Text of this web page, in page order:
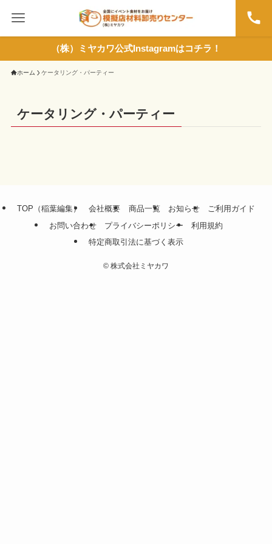
（株）ミヤカワ公式Instagramはコチラ！
ホーム ケータリング・パーティー
ケータリング・パーティー
TOP（稲葉編集） 会社概要 商品一覧 お知らせ
ご利用ガイド
お問い合わせ
プライバシーポリシー
利用規約
特定商取引法に基づく表示
© 株式会社ミヤカワ